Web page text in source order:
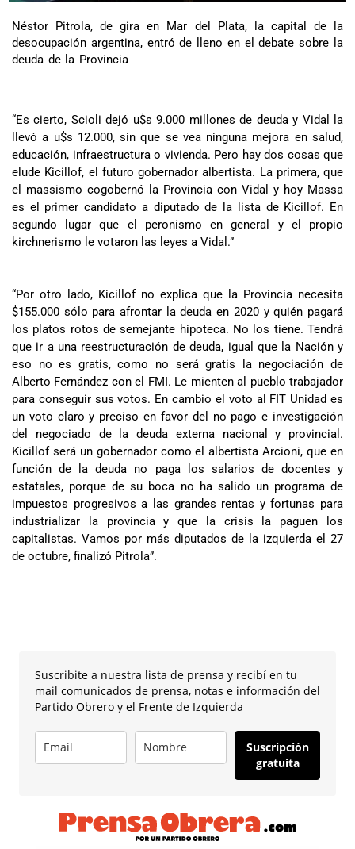
Néstor Pitrola, de gira en Mar del Plata, la capital de la
desocupación argentina, entró de lleno en el debate sobre la
deuda de la Provincia
“Es cierto, Scioli dejó u$s 9.000 millones de deuda y Vidal la
llevó a u$s 12.000, sin que se vea ninguna mejora en salud,
educación, infraestructura o vivienda. Pero hay dos cosas que
elude Kicillof, el futuro gobernador albertista. La primera, que
el massismo cogobernó la Provincia con Vidal y hoy Massa
es el primer candidato a diputado de la lista de Kicillof. En
segundo lugar que el peronismo en general y el propio
kirchnerismo le votaron las leyes a Vidal.”
“Por otro lado, Kicillof no explica que la Provincia necesita
$155.000 sólo para afrontar la deuda en 2020 y quién pagará
los platos rotos de semejante hipoteca. No los tiene. Tendrá
que ir a una reestructuración de deuda, igual que la Nación y
eso no es gratis, como no será gratis la negociación de
Alberto Fernández con el FMI. Le mienten al pueblo trabajador
para conseguir sus votos. En cambio el voto al FIT Unidad es
un voto claro y preciso en favor del no pago e investigación
del negociado de la deuda externa nacional y provincial.
Kicillof será un gobernador como el albertista Arcioni, que en
función de la deuda no paga los salarios de docentes y
estatales, porque de su boca no ha salido un programa de
impuestos progresivos a las grandes rentas y fortunas para
industrializar la provincia y que la crisis la paguen los
capitalistas. Vamos por más diputados de la izquierda el 27
de octubre, finalizó Pitrola”.
Suscribite a nuestra lista de prensa y recibí en tu
mail comunicados de prensa, notas e información del
Partido Obrero y el Frente de Izquierda
Suscripción
gratuita